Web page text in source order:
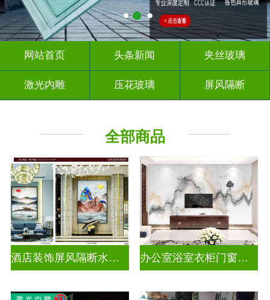
网站首页 头条新闻 夹丝玻璃
激光内雕 压花玻璃 屏风隔断
全部商品
酒店装饰屏风隔断水墨山水画玻璃 办公室浴室衣柜门窗户山水画玻璃